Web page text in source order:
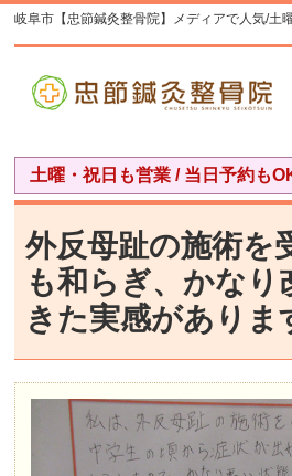
岐阜市【忠節鍼灸整骨院】メディアで人気/土
土曜・祝日も営業 / 当日予約も
外反母趾の施術を
も和らぎ、かなり
きた実感がありま